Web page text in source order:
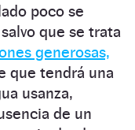
poco se
que se trata
generosas,
que tendrá una
usanza,
de un